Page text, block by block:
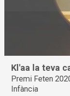
Kl'aa la teva
Premi Feten
Infància